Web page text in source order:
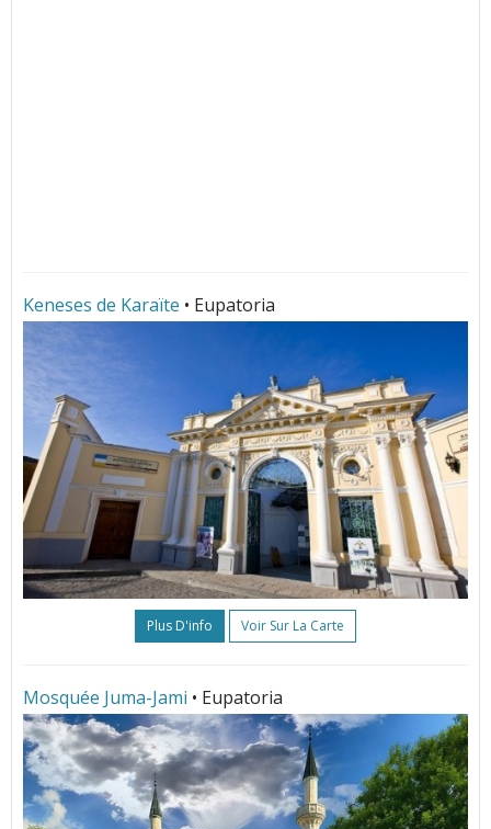
Keneses de Karaïte • Eupatoria
Plus D'info Voir Sur La Carte
Mosquée Juma-Jami • Eupatoria